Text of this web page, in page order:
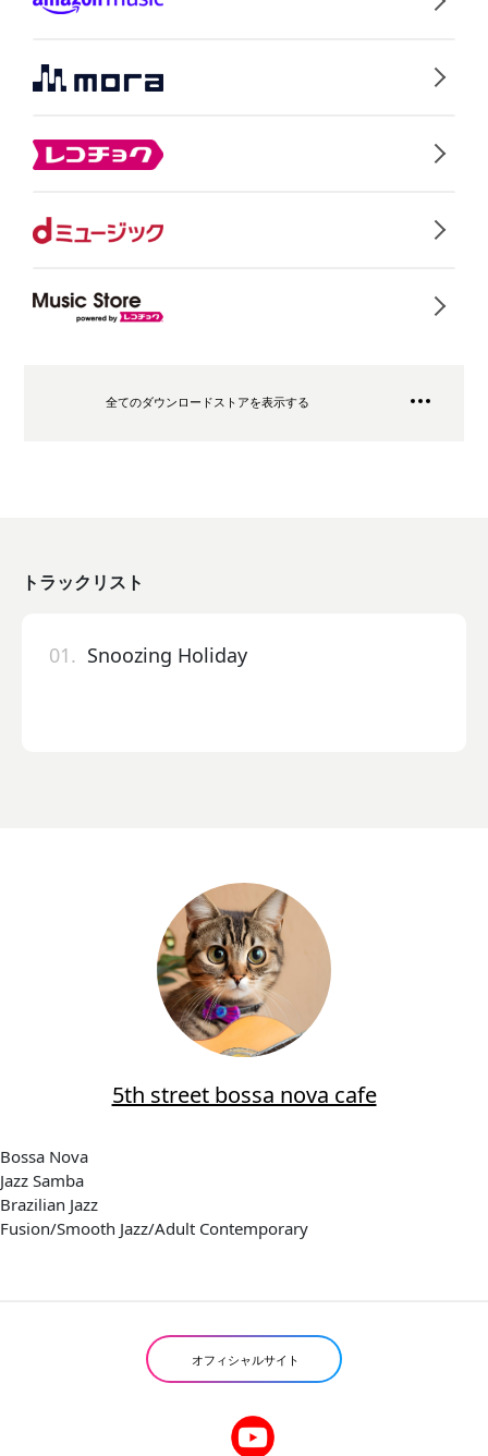
全てのダウンロードストアを表示する
トラックリスト
01. Snoozing Holiday
5th street bossa nova cafe
Bossa Nova
Jazz Samba
Brazilian Jazz
Fusion/Smooth Jazz/Adult Contemporary
オフィシャルサイト